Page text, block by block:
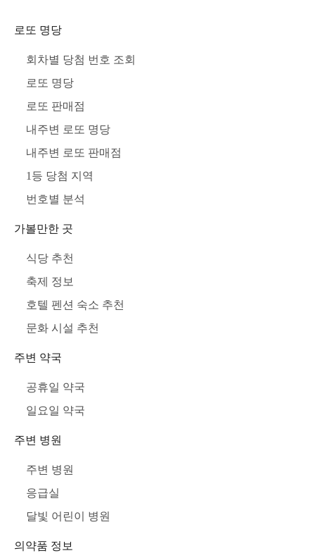
로또 명당
회차별 당첨 번호 조회
로또 명당
로또 판매점
내주변 로또 명당
내주변 로또 판매점
1등 당첨 지역
번호별 분석
가볼만한 곳
식당 추천
축제 정보
호텔 펜션 숙소 추천
문화 시설 추천
주변 약국
공휴일 약국
일요일 약국
주변 병원
주변 병원
응급실
달빛 어린이 병원
의약품 정보